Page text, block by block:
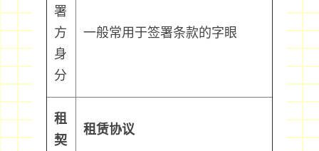
署
方
身
分
一般常用于签署条款的字眼
租
契
租赁协议